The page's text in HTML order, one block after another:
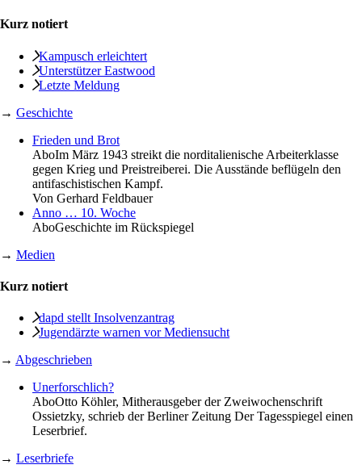
Kurz notiert
Kampusch erleichtert
Unterstützer Eastwood
Letzte Meldung
→ Geschichte
Frieden und Brot
AboIm März 1943 streikt die norditalienische Arbeiterklasse
gegen Krieg und Preistreiberei. Die Ausstände beflügeln den
antifaschistischen Kampf.
Von Gerhard Feldbauer
Anno … 10. Woche
AboGeschichte im Rückspiegel
→ Medien
Kurz notiert
dapd stellt Insolvenzantrag
Jugendärzte warnen vor Mediensucht
→ Abgeschrieben
Unerforschlich?
AboOtto Köhler, Mitherausgeber der Zweiwochenschrift
Ossietzky, schrieb der Berliner Zeitung Der Tagesspiegel einen
Leserbrief.
→ Leserbriefe